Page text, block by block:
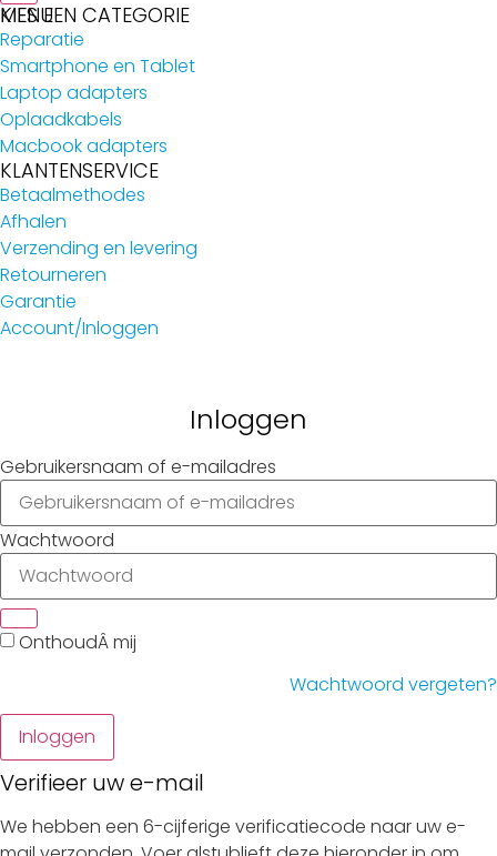
MENU
KIES EEN CATEGORIE
Reparatie
Smartphone en Tablet
Laptop adapters
Oplaadkabels
Macbook adapters
KLANTENSERVICE
Betaalmethodes
Afhalen
Verzending en levering
Retourneren
Garantie
Account/Inloggen
Gebruikersnaam of e-mailadres
Wachtwoord
Inloggen
Verifieer uw e-mail
We hebben een 6-cijferige verificatiecode naar uw e-